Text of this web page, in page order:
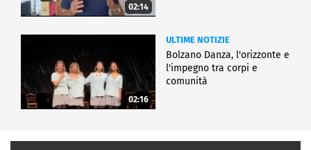
02:14
02:16
ULTIME NOTIZIE
Bolzano Danza, l'orizzonte e
l'impegno tra corpi e
comunità